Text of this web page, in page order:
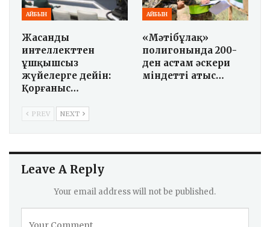
АЙБЫН
Жасанды
интеллекттен
ұшқышсыз
жүйелерге дейін:
Қорғаныс…
АЙБЫН
«Мәтібұлақ»
полигонында 200-
ден астам әскери
міндетті атыс…
PREV NEXT
Leave A Reply
Your email address will not be published.